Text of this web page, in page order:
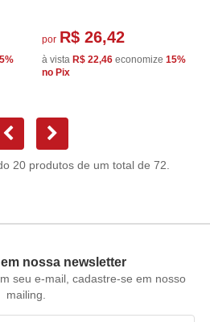
por R$ 26,42
à vista R$ 22,46 economize 15%
no Pix
20 produtos de um total de 72.
nossa newsletter
seu e-mail, cadastre-se em nosso
mailing.